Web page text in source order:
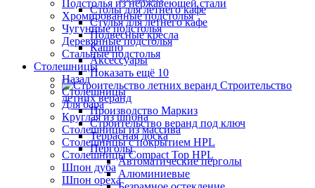
Столы для летнего кафе
Стулья для летнего кафе
Подвесные кресла
Кашпо
Аксессуары
Показать ещё 10
Строительство
летних веранд
Производство Маркиз
Строительство веранд под ключ
Террасная доска
Перголы
Автоматические перголы
Алюминиевые
Подстолья из нержавеющей стали
Хромированные подстолья
Чугунные подстолья
Деревянные подстолья
Стальные подстолья
Столешницы
Назад
Столешницы
Для бара
Круглая из шпона
Столешницы из массива
Столешницы с покрытием HPL
Столешницы Сompact Top HPL
Шпон дуба
Шпон ореха